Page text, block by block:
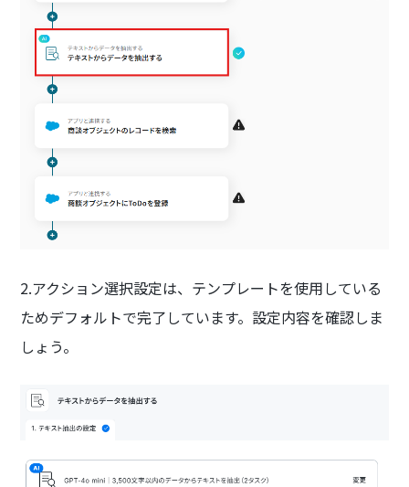
2.アクション選択設定は、テンプレートを使用している
ためデフォルトで完了しています。設定内容を確認しま
しょう。